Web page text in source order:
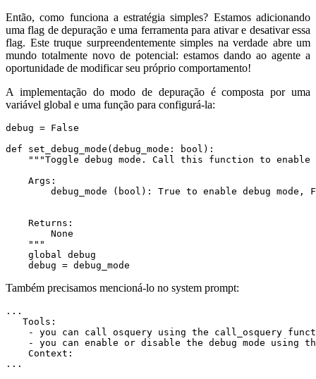
Então, como funciona a estratégia simples? Estamos adicionando
uma flag de depuração e uma ferramenta para ativar e desativar essa
flag. Este truque surpreendentemente simples na verdade abre um
mundo totalmente novo de potencial: estamos dando ao agente a
oportunidade de modificar seu próprio comportamento!
A implementação do modo de depuração é composta por uma
variável global e uma função para configurá-la:
debug = False
def
set_debug_mode (debug_mode : bool ):
    """
global
debug
debug = debug_mode
Também precisamos mencioná-lo no system prompt:
...